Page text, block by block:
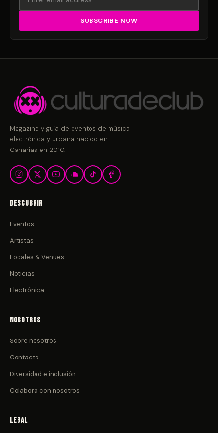
Magazine y guía de eventos de música
electrónica y urbana nacido en
Canarias en 2010.
Descubrir
Eventos
Artistas
Locales & Venues
Noticias
Electrónica
Nosotros
Sobre nosotros
Contacto
Diversidad e inclusión
Colabora con nosotros
Legal